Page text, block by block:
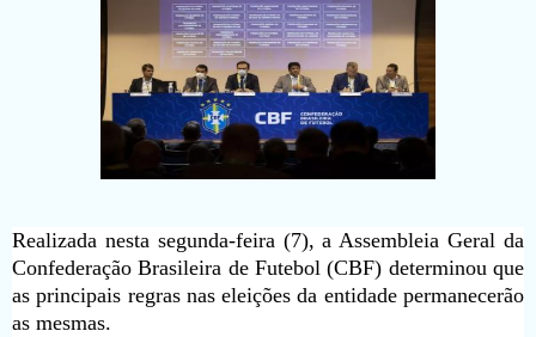
Realizada nesta segunda-feira (7), a Assembleia Geral da
Confederação Brasileira de Futebol (CBF) determinou que
as principais regras nas eleições da entidade permanecerão
as mesmas.